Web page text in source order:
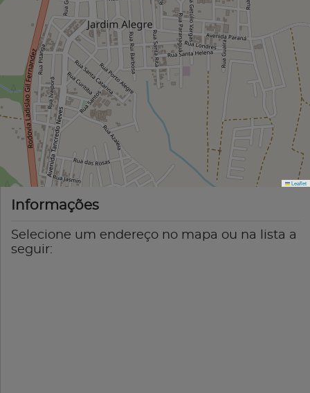
Leaflet
Informações
Selecione um endereço no mapa ou na lista a
seguir: